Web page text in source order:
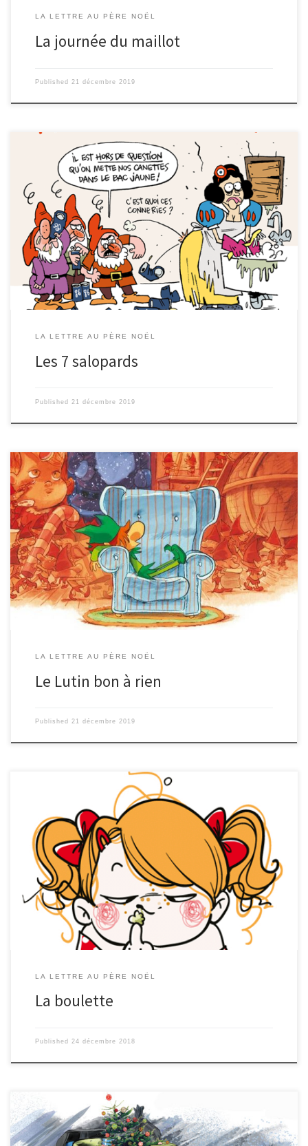
LA LETTRE AU PÈRE NOËL
La journée du maillot
Published 21 décembre 2019
Quelque part au milieu d’une forêt Le 15 décembre 2019 Cher Père-
Noël, Cette année est une année spéciale et j’ai une demande toute
particulière à vous faire… Je pense que vous avez entendu parler de
moi : mes beaux cheveux bruns, mon joli teint blanc, ma magnifique
robe bleue et rouge, mes douces chansons et mes bons gâteaux…
Oui, l’année dernière encore, j’étais la première à vouloir ressembler à
une princesse. Mais cette année, c’est fini : j’en ai tellement […]
LA LETTRE AU PÈRE NOËL
Les 7 salopards
Published 21 décembre 2019
De Dobby Prison de l’Antarctique Pour le père-noël, 13 rue Klaus,
Laponie Pôle Sud, le 9 décembre 2019 Cher patron, L’année dernière,
vous m’avez envoyé couper le pelage des rennes. Mais, comme je
souffre de dyslexie, j’ai compris le pelage des reines. Alors, fort de cette
consigne mal comprise, et pour accomplir la mission que vous
m’avez donnée, je suis allé couper les cheveux de quelques têtes
couronnées . J’ai commencé par la reine d’Angleterre Elisabeth II. Cela
a été […]
LA LETTRE AU PÈRE NOËL
Le Lutin bon à rien
Published 21 décembre 2019
Chère Pair Noël Je ma pelle Alice j’ai 9 an et deux mis, est j’ai était très
sage, mais mon problème, ces mon voisin qui mange ces crottes de
né. La prof a fait une dicté, et j’ai 0/20, à cause de lui! Pour la dicté, sa
parté bien : « Can la chaivres arivat dant la momtagne , ont la recue
come une petite raine ». Puis, sa ces gaté : mon voisin a échapper une
crotte de né, qui c’est […]
LA LETTRE AU PÈRE NOËL
La boulette
Published 24 décembre 2018
Cher Père Noël Tu me connais très bien, et depuis longtemps : même si